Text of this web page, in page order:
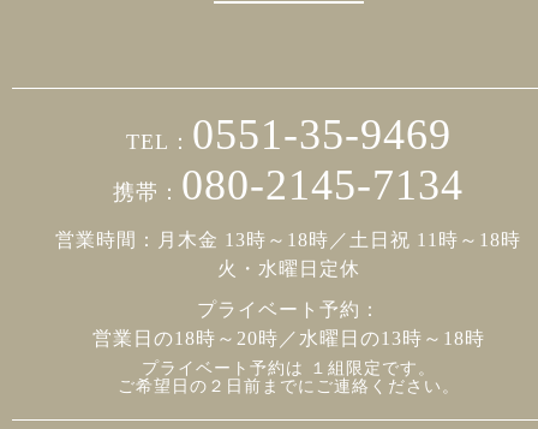
TEL： 0551-35-9469
携帯： 080-2145-7134
営業時間：月木金 13時～18時／土日祝 11時～18時
火・水曜日定休
プライベート予約：
営業日の18時～20時／水曜日の13時～18時
プライベート予約は １組限定です。
ご希望日の２日前までにご連絡ください。